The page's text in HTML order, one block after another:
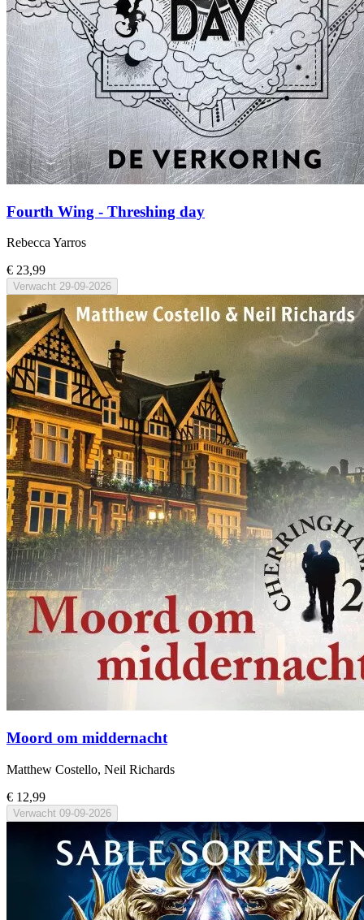
Fourth Wing - Threshing day
Rebecca Yarros
€ 23,99
Verwacht 29-09-2026
Moord om middernacht
Matthew Costello, Neil Richards
€ 12,99
Verwacht 09-09-2026